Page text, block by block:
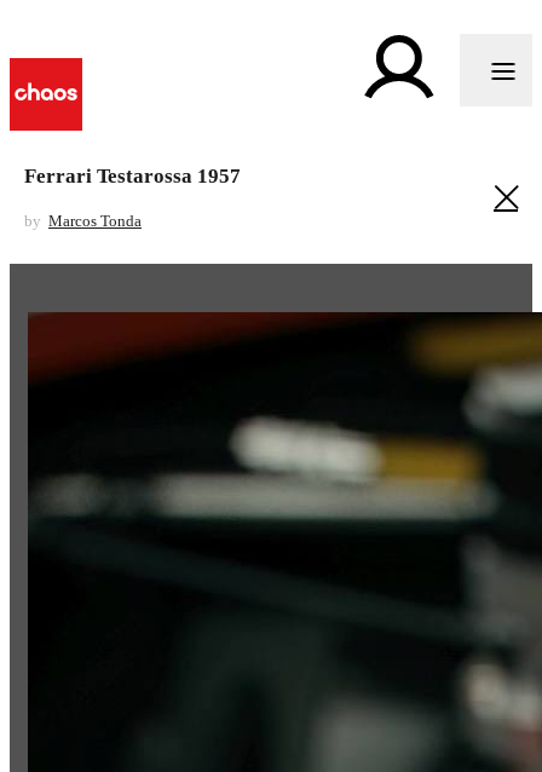
Ferrari Testarossa 1957
by Marcos Tonda